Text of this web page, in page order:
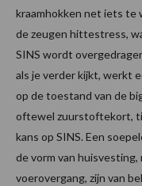
kraamhokken net iets te
de zeugen hittestress,
SINS wordt
als je verder kijkt, werkt
op de toestand van de
oftewel zuurstoftekort,
kans op SINS. Een
de vorm van huisvesting,
voerovergang, zijn van